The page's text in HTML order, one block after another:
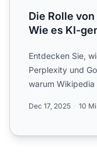
Die Rolle
Wie es KI-
Entdecken Sie,
Perplexity und
warum
Dec 17, 2025 10